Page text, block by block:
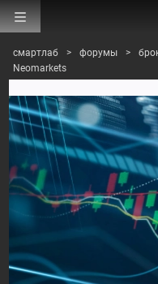
смартлаб > форумы >
Neomarkets